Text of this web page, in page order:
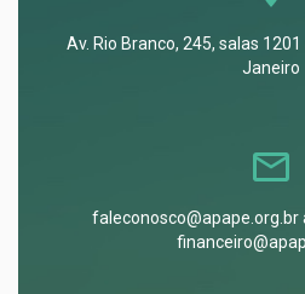
Av. Rio Branco, 245, salas
Janeiro
faleconosco@apape.org.br